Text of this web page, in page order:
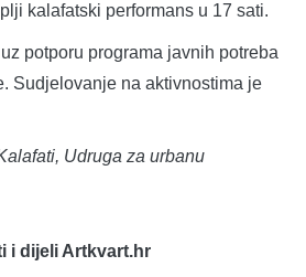
kalafatski performans u 17 sati.
potporu programa javnih potreba
Sudjelovanje na aktivnostima je
Udruga za urbanu
i dijeli Artkvart.hr